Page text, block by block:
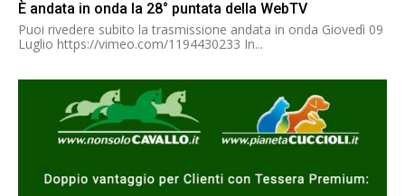
È andata in onda la 28° puntata della WebTV
Puoi rivedere subito la trasmissione andata in onda Giovedì 09
Luglio https://vimeo.com/1194430233 In...